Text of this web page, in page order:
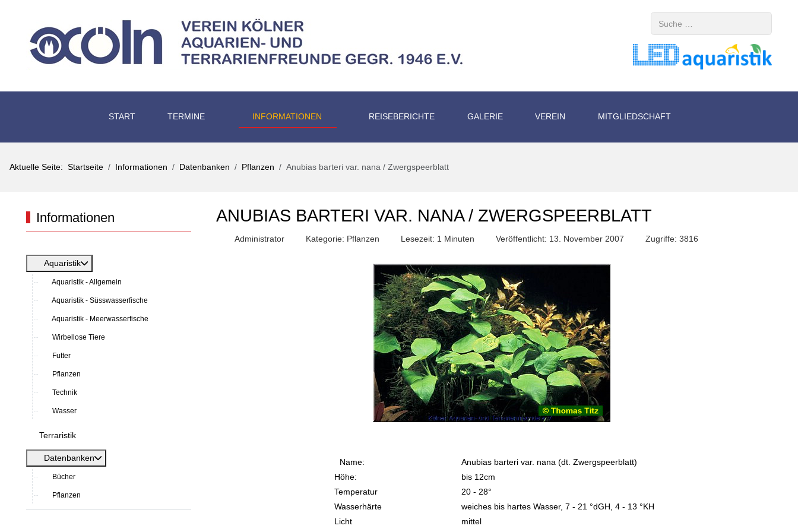
START TERMINE INFORMATIONEN REISEBERICHTE GALERIE VEREIN MITGLIEDSCHAFT
Aktuelle Seite: Startseite Informationen Datenbanken Pflanzen Anubias barteri var. nana / Zwergspeerblatt
Informationen
Aquaristik
Aquaristik - Allgemein
Aquaristik - Süsswasserfische
Aquaristik - Meerwasserfische
Wirbellose Tiere
Futter
Pflanzen
Technik
Wasser
Terraristik
Datenbanken
Bücher
Pflanzen
ANUBIAS BARTERI VAR. NANA / ZWERGSPEERBLATT
Administrator Kategorie: Pflanzen Lesezeit: 1 Minuten Veröffentlicht: 13. November 2007 Zugriffe: 3816
Name:
Anubias barteri var. nana (dt. Zwergspeerblatt)
Höhe:
bis 12cm
Temperatur
20 - 28°
Wasserhärte
weiches bis hartes Wasser, 7 - 21 °dGH, 4 - 13 °KH
Licht
mittel